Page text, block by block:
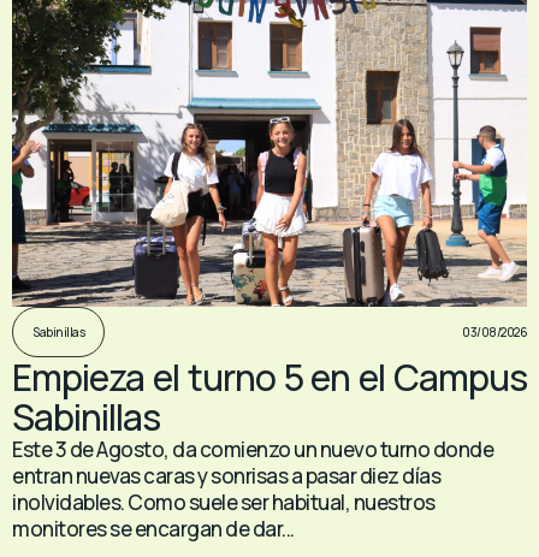
Sabinillas 03/08/2026
Empieza el turno 5 en el Campus
Sabinillas
Este 3 de Agosto, da comienzo un nuevo turno donde
entran nuevas caras y sonrisas a pasar diez días
inolvidables. Como suele ser habitual, nuestros
monitores se encargan de dar...